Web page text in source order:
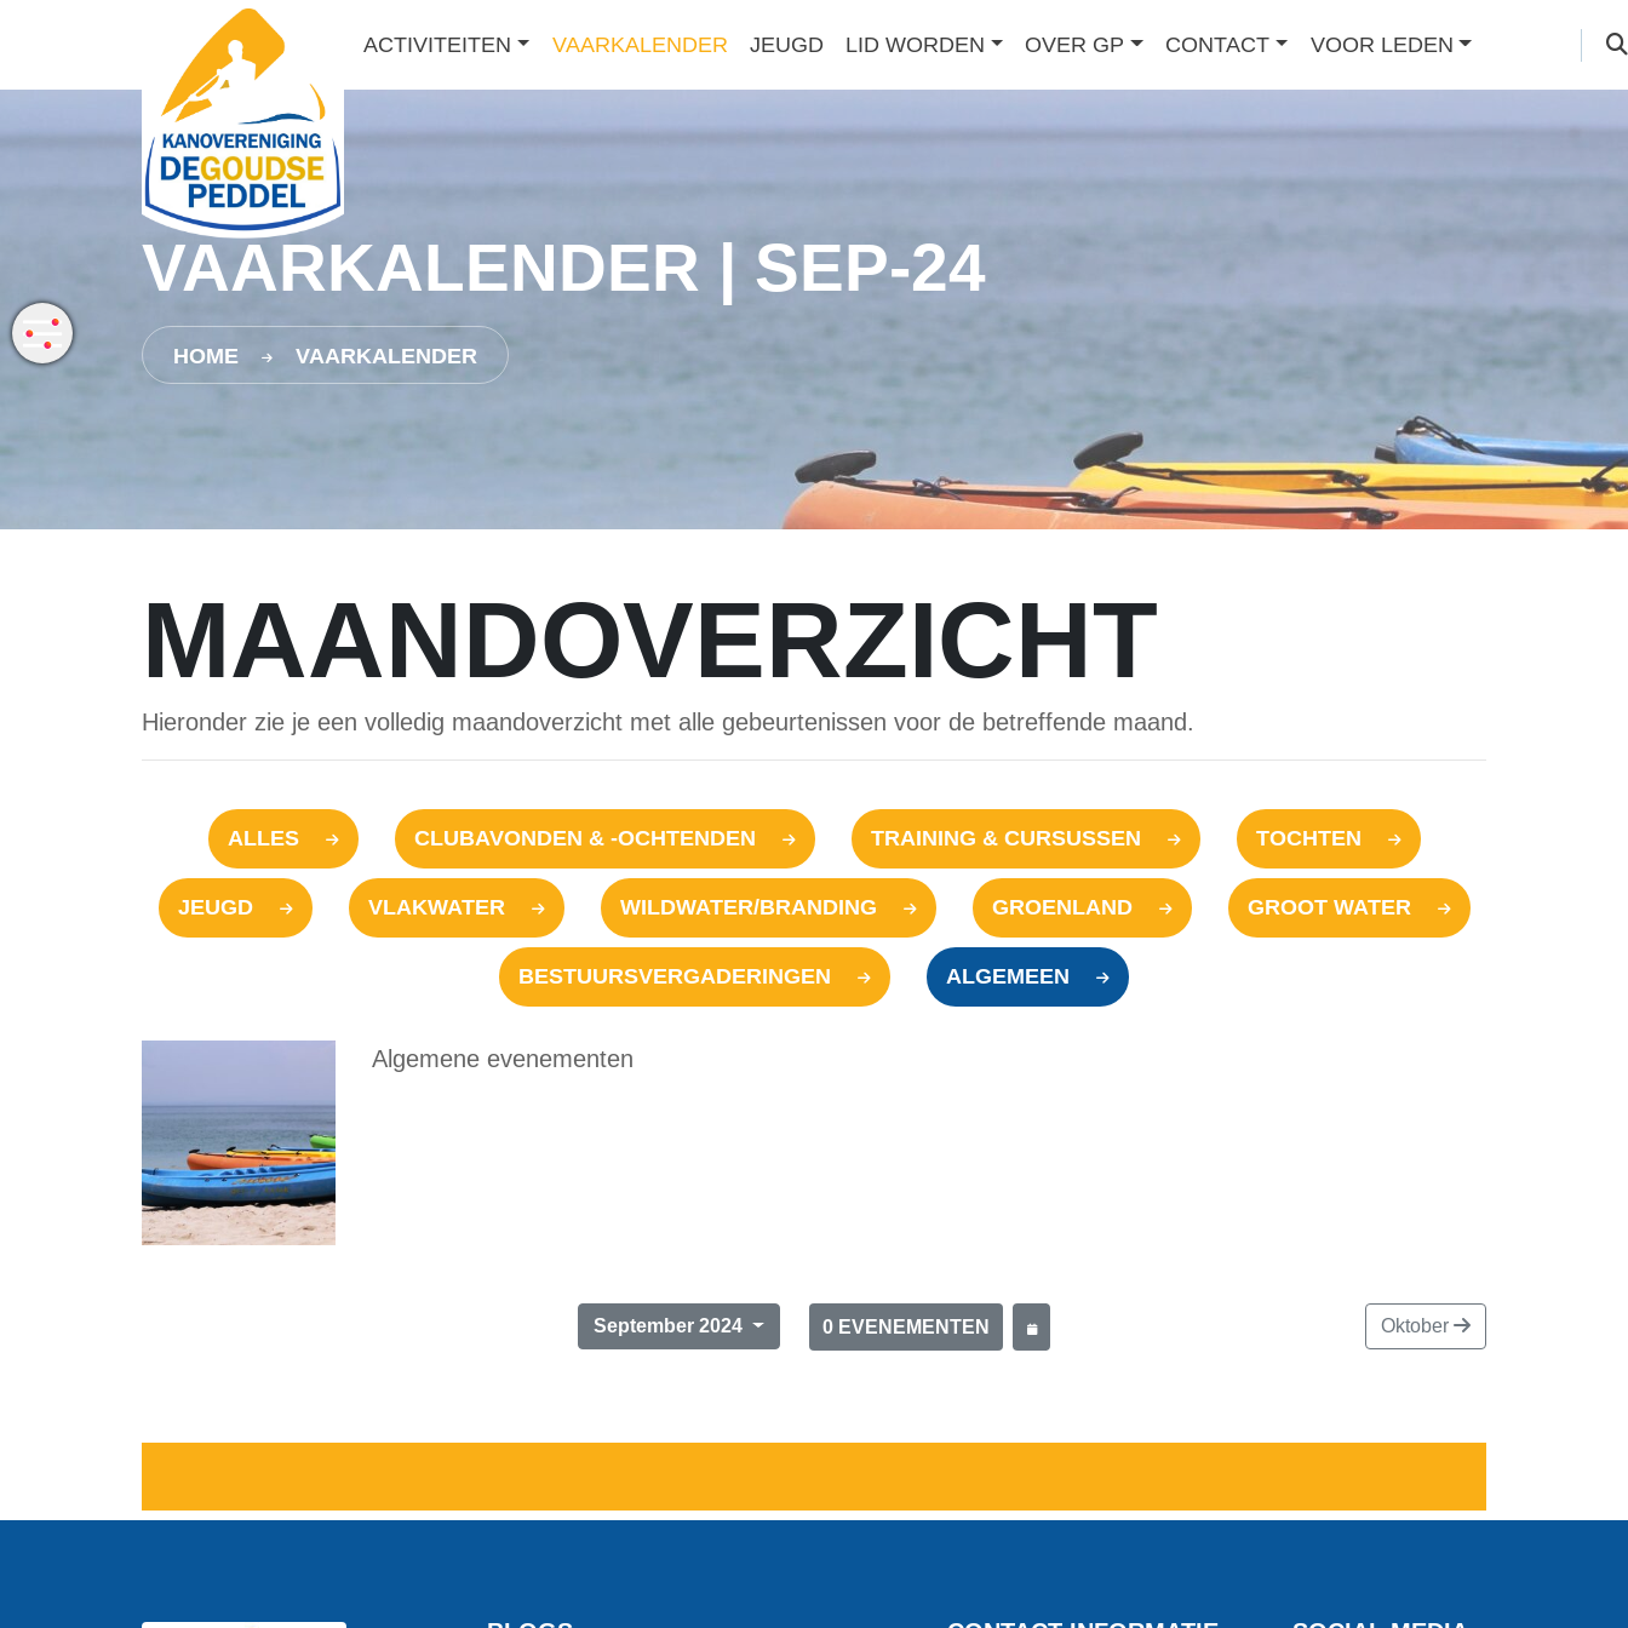
ACTIVITEITEN VAARKALENDER JEUGD LID WORDEN OVER GP CONTACT VOOR LEDEN
VAARKALENDER | SEP-24
HOME VAARKALENDER
MAANDOVERZICHT
Hieronder zie je een volledig maandoverzicht met alle gebeurtenissen voor de betreffende maand.
ALLES CLUBAVONDEN & -OCHTENDEN TRAINING & CURSUSSEN TOCHTEN
JEUGD VLAKWATER WILDWATER/BRANDING GROENLAND GROOT WATER
BESTUURSVERGADERINGEN ALGEMEEN
Algemene evenementen
September 2024 0 EVENEMENTEN Oktober